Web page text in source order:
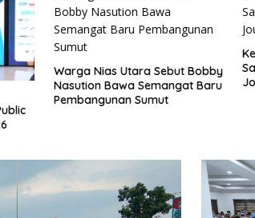
Warga Nias Utara Sebut Bobby
Nasution Bawa Semangat Baru
Pembangunan Sumut